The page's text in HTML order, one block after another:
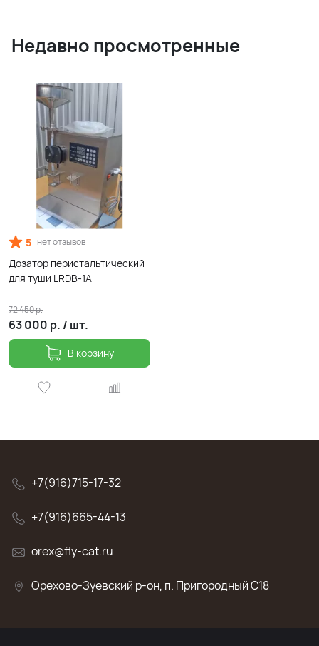
Недавно просмотренные
5 нет отзывов
Дозатор перистальтический
для туши LRDB-1A
63 000 р. / шт.
72 450р.
В корзину
+7(916)715-17-32
+7(916)665-44-13
orex@fly-cat.ru
Орехово-Зуевский р-он, п. Пригородный C18